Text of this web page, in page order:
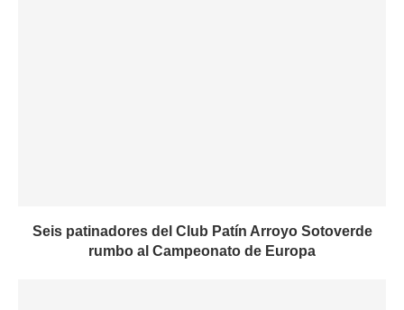
Seis patinadores del Club Patín Arroyo Sotoverde
rumbo al Campeonato de Europa